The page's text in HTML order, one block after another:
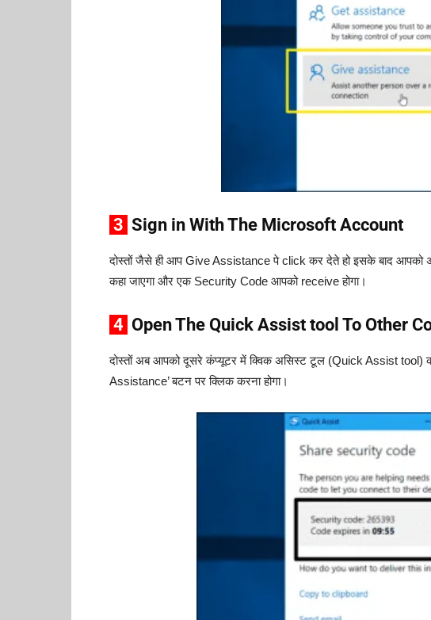
3 Sign in With The Microsoft Account
दोस्तों जैसे ही आप Give Assistance पे click कर देते हो इसके बाद
कहा जाएगा और एक Security Code आपको receive होगा।
4 Open The Quick Assist tool To Other
दोस्तों अब आपको दूसरे कंप्यूटर में क्विक असिस्ट टूल (Quick Assist
Assistance’ बटन पर क्लिक करना होगा।